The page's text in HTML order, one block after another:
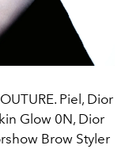
Piel, Dior
Glow 0N, Dior
Brow Styler